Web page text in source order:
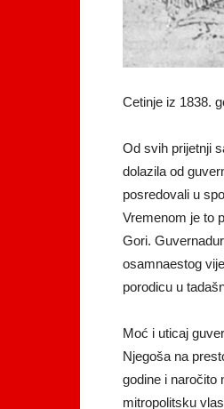
Cetinje iz 1838.
Od svih prijetnji
dolazila od
posredovali u
Vremenom je to
Gori.
osamnaestog
porodicu u
Moć i uticaj
Njegoša na
godine i naročito
mitropolitsku